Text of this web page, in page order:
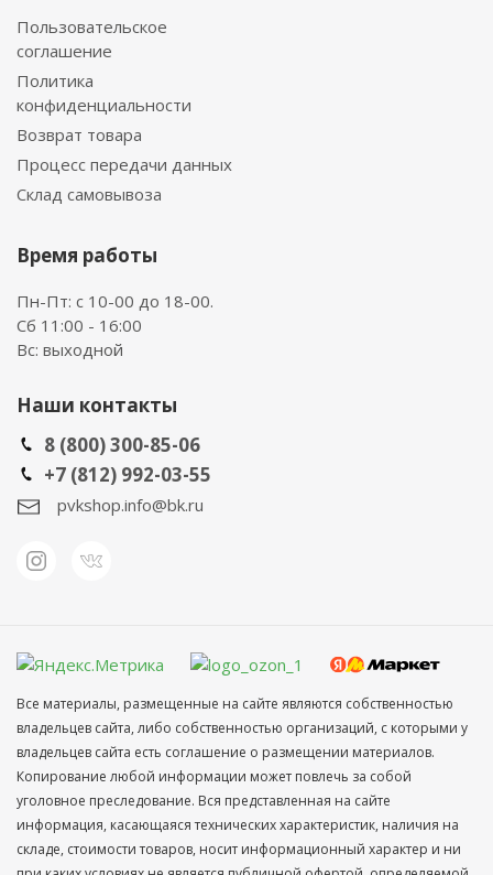
Пользовательское
соглашение
Политика
конфиденциальности
Возврат товара
Процесс передачи данных
Склад самовывоза
Время работы
Пн-Пт: с 10-00 до 18-00.
Сб 11:00 - 16:00
Вс: выходной
Наши контакты
8 (800) 300-85-06
+7 (812) 992-03-55
pvkshop.info@bk.ru
Все материалы, размещенные на сайте являются собственностью
владельцев сайта, либо собственностью организаций, с которыми у
владельцев сайта есть соглашение о размещении материалов.
Копирование любой информации может повлечь за собой
уголовное преследование. Вся представленная на сайте
информация, касающаяся технических характеристик, наличия на
складе, стоимости товаров, носит информационный характер и ни